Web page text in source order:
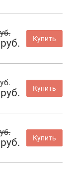
Купить
Купить
Купить